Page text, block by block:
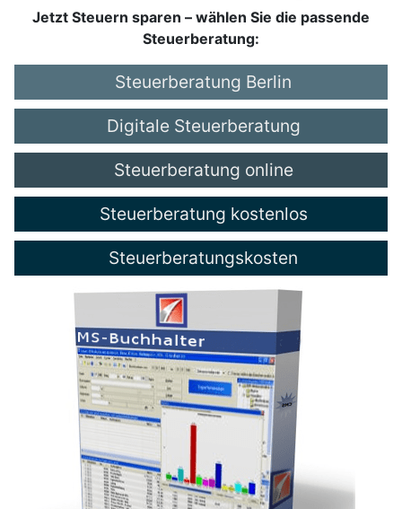
Jetzt Steuern sparen – wählen Sie die passende
Steuerberatung:
Steuerberatung Berlin
Digitale Steuerberatung
Steuerberatung online
Steuerberatung kostenlos
Steuerberatungskosten